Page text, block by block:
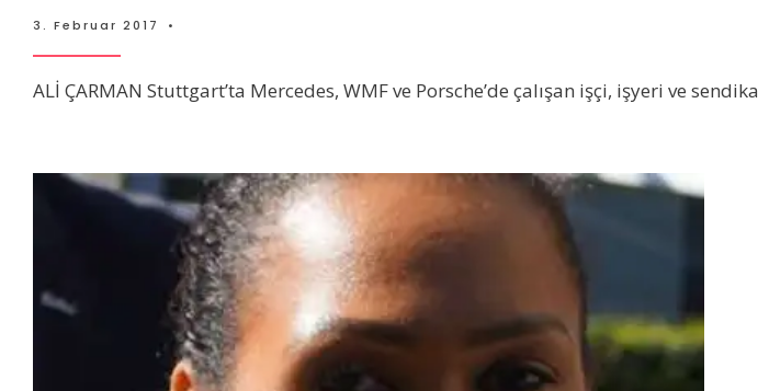
3. Februar 2017 •
ALİ ÇARMAN Stuttgart’ta Mercedes, WMF ve Porsche’de çalışan işçi, işyeri ve sendika